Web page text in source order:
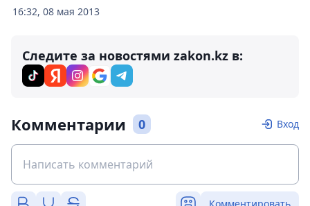
16:32, 08 мая 2013
Следите за новостями zakon.kz в:
Комментарии 0 Вход